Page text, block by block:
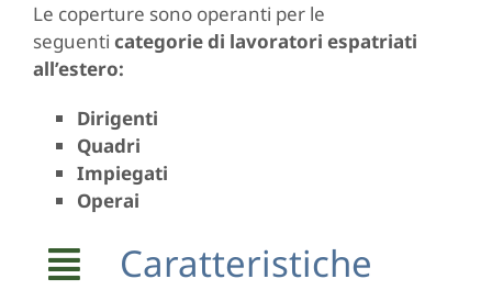
Le coperture sono operanti per le
seguenti categorie di lavoratori espatriati
all’estero:
Dirigenti
Quadri
Impiegati
Operai
Caratteristiche